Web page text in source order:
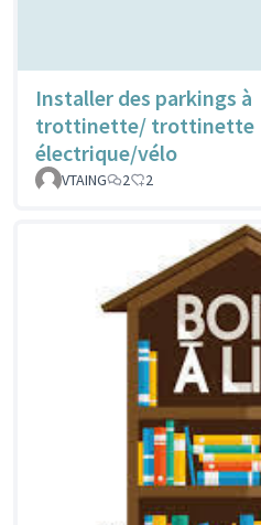
Installer des parkings à
trottinette/ trottinette
électrique/vélo
VTAING 2 2